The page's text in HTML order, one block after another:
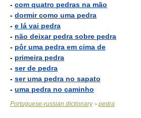
- com quatro pedras na mão
- dormir como uma pedra
- e lá vai pedra
- não deixar pedra sobre pedra
- pôr uma pedra em cima de
- primeira pedra
- ser de pedra
- ser uma pedra no sapato
- uma pedra no caminho
Portuguese-russian dictionary> pedra